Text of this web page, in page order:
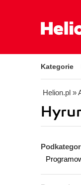
Kategorie
Helion.pl »